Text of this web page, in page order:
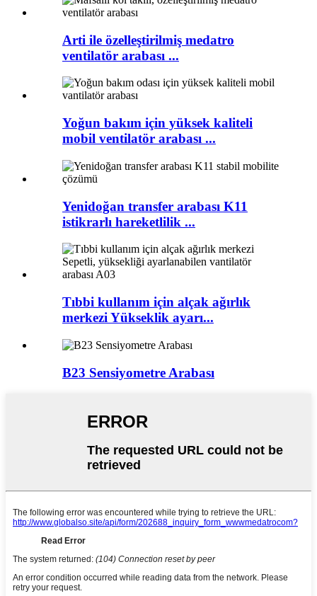
Arti ile özelleştirilmiş medatro
ventilatör arabası ...
Yoğun bakım için yüksek kaliteli
mobil ventilatör arabası ...
Yenidoğan transfer arabası K11
istikrarlı hareketlilik ...
Tıbbi kullanım için alçak ağırlık
merkezi Yükseklik ayarı...
B23 Sensiyometre Arabası